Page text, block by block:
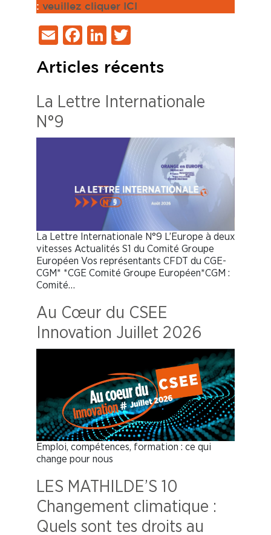
: veuillez cliquer ICI
EmailFacebook
LinkedIn
Articles récents
La Lettre Internationale
N°9
La Lettre Internationale N°9 L’Europe à deux
vitesses Actualités S1 du Comité Groupe
Européen Vos représentants CFDT du CGE-
CGM* *CGE Comité Groupe Européen*CGM :
Comité…
Au Cœur du CSEE
Innovation Juillet 2026
Emploi, compétences, formation : ce qui
change pour nous
LES MATHILDE’S 10
Changement climatique :
Quels sont tes droits au